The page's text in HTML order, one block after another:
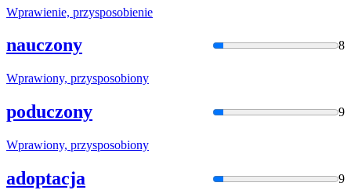
Wprawienie, przysposobienie
nauczony 8
Wprawiony, przysposobiony
poduczony 9
Wprawiony, przysposobiony
adoptacja 9